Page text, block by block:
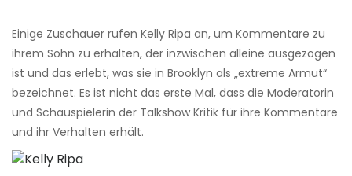
Einige Zuschauer rufen Kelly Ripa an, um Kommentare zu
ihrem Sohn zu erhalten, der inzwischen alleine ausgezogen
ist und das erlebt, was sie in Brooklyn als „extreme Armut“
bezeichnet. Es ist nicht das erste Mal, dass die Moderatorin
und Schauspielerin der Talkshow Kritik für ihre Kommentare
und ihr Verhalten erhält.